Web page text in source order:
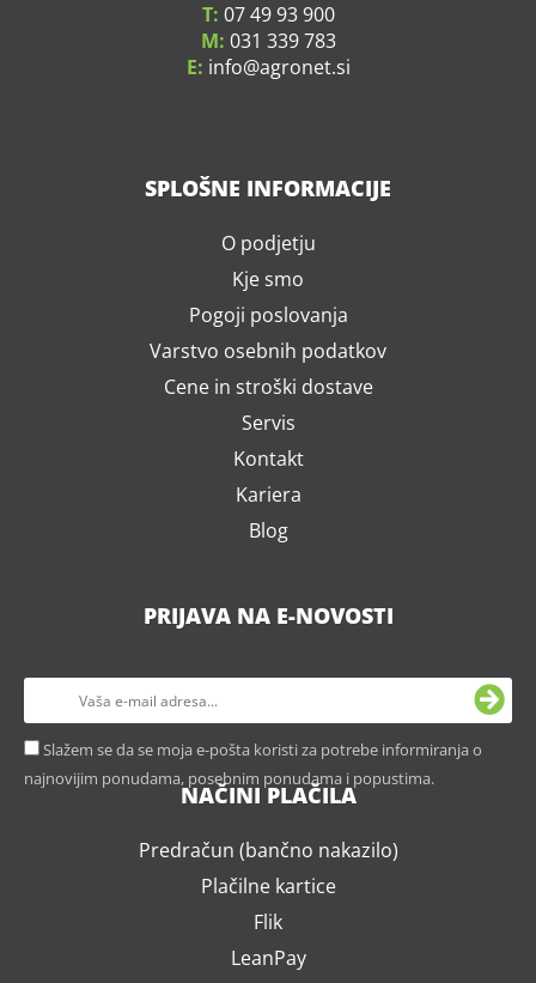
T: 07 49 93 900
M: 031 339 783
E: info agronet.si
SPLOŠNE INFORMACIJE
O podjetju
Kje smo
Pogoji poslovanja
Varstvo osebnih podatkov
Cene in stroški dostave
Servis
Kontakt
Kariera
Blog
PRIJAVA NA E-NOVOSTI
Slažem se da se moja e-pošta koristi za potrebe informiranja o
najnovijim ponudama, posebnim ponudama i popustima.
NAČINI PLAČILA
Predračun (bančno nakazilo)
Plačilne kartice
Flik
LeanPay